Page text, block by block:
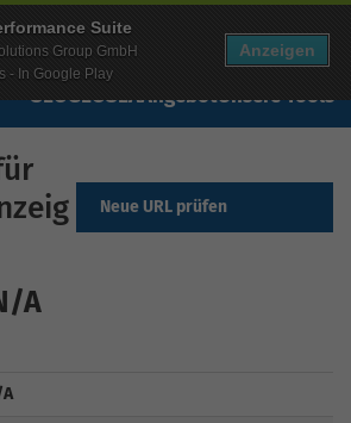
Über uns Free Account
SEOGEOSEAAngebotUnsere Tools
Neue URL prüfen
A
Suite
Group GmbH
- In Google Play
Anzeigen